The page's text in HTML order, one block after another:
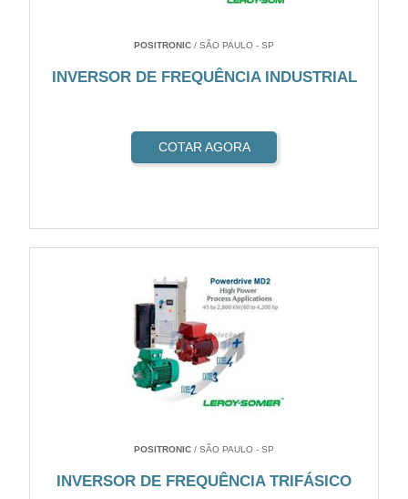
POSITRONIC / SÃO PAULO - SP
INVERSOR DE FREQUÊNCIA INDUSTRIAL
COTAR AGORA
POSITRONIC / SÃO PAULO - SP
INVERSOR DE FREQUÊNCIA TRIFÁSICO